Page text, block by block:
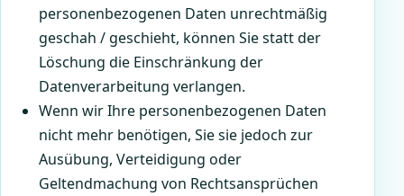
personenbezogenen Daten unrechtmäßig
geschah / geschieht, können Sie statt der
Löschung die Einschränkung der
Datenverarbeitung verlangen.
Wenn wir Ihre personenbezogenen Daten
nicht mehr benötigen, Sie sie jedoch zur
Ausübung, Verteidigung oder
Geltendmachung von Rechtsansprüchen